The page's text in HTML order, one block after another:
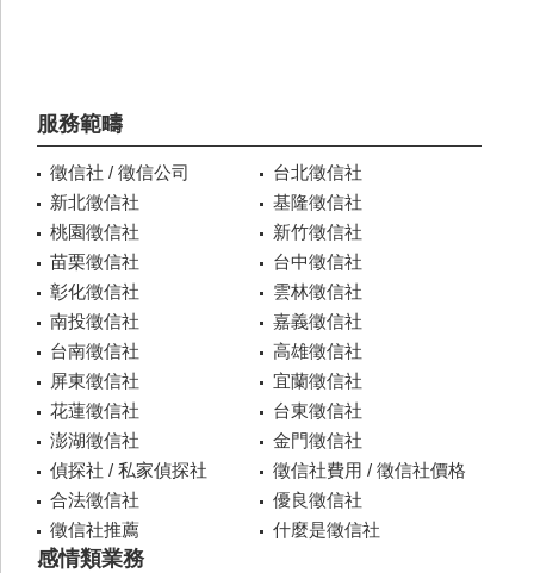
服務範疇
徵信社 / 徵信公司
台北徵信社
新北徵信社
基隆徵信社
桃園徵信社
新竹徵信社
苗栗徵信社
台中徵信社
彰化徵信社
雲林徵信社
南投徵信社
嘉義徵信社
台南徵信社
高雄徵信社
屏東徵信社
宜蘭徵信社
花蓮徵信社
台東徵信社
澎湖徵信社
金門徵信社
偵探社 / 私家偵探社
徵信社費用 / 徵信社價格
合法徵信社
優良徵信社
徵信社推薦
什麼是徵信社
感情類業務